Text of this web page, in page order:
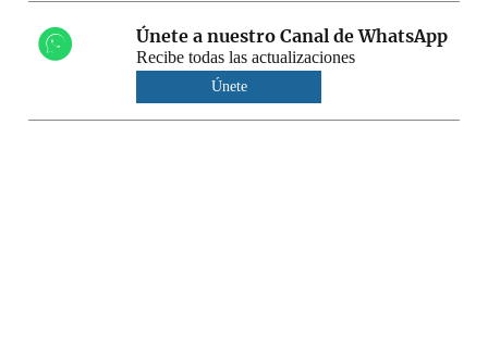
Únete a nuestro Canal de WhatsApp
Recibe todas las actualizaciones
Únete